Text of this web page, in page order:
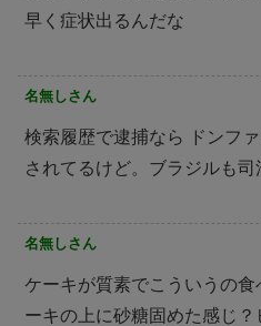
早く症状出るんだな
名無しさん
検索履歴で逮捕なら ドンフ
されてるけど。ブラジルも司
名無しさん
ケーキが質素でこういうの
ーキの上に砂糖固めた感じ